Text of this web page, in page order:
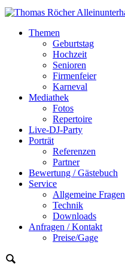
Themen
Geburtstag
Hochzeit
Senioren
Firmenfeier
Karneval
Mediathek
Fotos
Repertoire
Live-DJ-Party
Porträt
Referenzen
Partner
Bewertung / Gästebuch
Service
Allgemeine Fragen
Technik
Downloads
Anfragen / Kontakt
Preise/Gage